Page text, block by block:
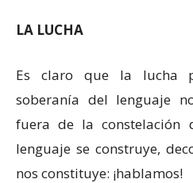
LA LUCHA
Es claro que la lucha
soberanía del lenguaje
fuera de la constelación
lenguaje se construye,
nos constituye: ¡hablamos!